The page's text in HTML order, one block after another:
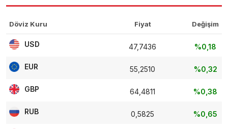
Döviz Kuru Fiyat Değişim
USD 47,7436 %0,18
EUR 55,2510 %0,32
GBP 64,4811 %0,38
RUB 0,5825 %0,65